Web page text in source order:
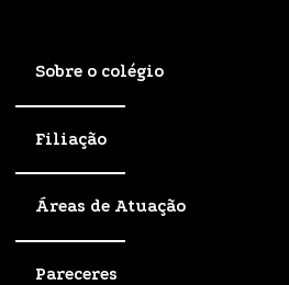
Sobre o colégio
Filiação
Áreas de Atuação
Pareceres